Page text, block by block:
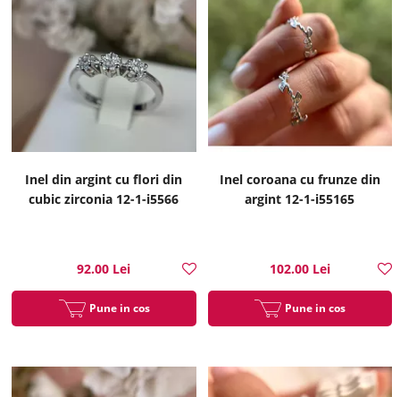
Inel din argint cu flori din
cubic zirconia 12-1-i5566
92.00 Lei
Pune in cos
Inel coroana cu frunze din
argint 12-1-i55165
102.00 Lei
Pune in cos